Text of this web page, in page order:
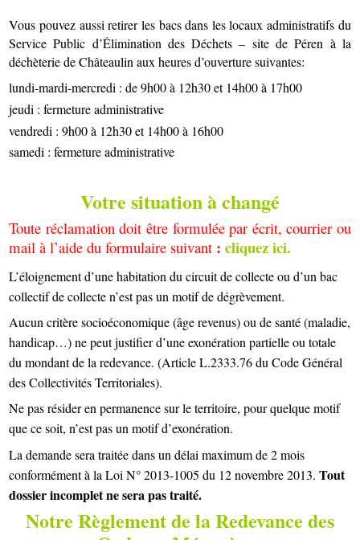
Vous pouvez aussi retirer les bacs dans les locaux administratifs du
Service Public d’Élimination des Déchets – site de Péren à la
déchèterie de Châteaulin aux heures d’ouverture suivantes:
lundi-mardi-mercredi : de 9h00 à 12h30 et 14h00 à 17h00
jeudi : fermeture administrative
vendredi : 9h00 à 12h30 et 14h00 à 16h00
samedi : fermeture administrative
Votre situation à changé
Toute réclamation doit être formulée par écrit, courrier ou
mail à l’aide du formulaire suivant : cliquez ici.
L’éloignement d’une habitation du circuit de collecte ou d’un bac
collectif de collecte n’est pas un motif de dégrèvement.
Aucun critère socioéconomique (âge revenus) ou de santé (maladie,
handicap…) ne peut justifier d’une exonération partielle ou totale
du mondant de la redevance. (Article L.2333.76 du Code Général
des Collectivités Territoriales).
Ne pas résider en permanence sur le territoire, pour quelque motif
que ce soit, n’est pas un motif d’exonération.
La demande sera traitée dans un délaimaximum de 2 mois
conformément à la Loi N° 2013-1005 du 12 novembre 2013.Tout
dossier incomplet ne sera pas traité.
Notre Règlement de la Redevance des